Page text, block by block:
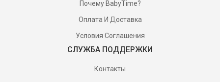
Почему BabyTime?
Оплата И Доставка
Условия Соглашения
СЛУЖБА ПОДДЕРЖКИ
Контакты